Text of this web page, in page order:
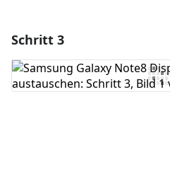
Kommentar hinzufügen
Schritt 3